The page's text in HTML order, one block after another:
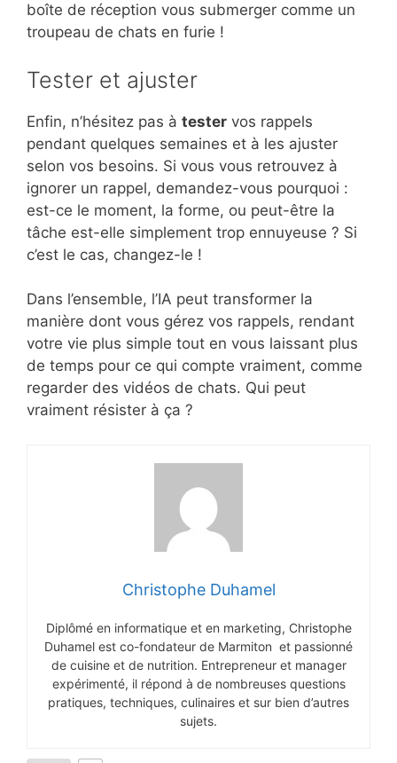
boîte de réception vous submerger comme un
troupeau de chats en furie !
Tester et ajuster
Enfin, n’hésitez pas à tester vos rappels
pendant quelques semaines et à les ajuster
selon vos besoins. Si vous vous retrouvez à
ignorer un rappel, demandez-vous pourquoi :
est-ce le moment, la forme, ou peut-être la
tâche est-elle simplement trop ennuyeuse ? Si
c’est le cas, changez-le !
Dans l’ensemble, l’IA peut transformer la
manière dont vous gérez vos rappels, rendant
votre vie plus simple tout en vous laissant plus
de temps pour ce qui compte vraiment, comme
regarder des vidéos de chats. Qui peut
vraiment résister à ça ?
Christophe Duhamel
Diplômé en informatique et en marketing, Christophe
Duhamel est co-fondateur de Marmiton et passionné
de cuisine et de nutrition. Entrepreneur et manager
expérimenté, il répond à de nombreuses questions
pratiques, techniques, culinaires et sur bien d’autres
sujets.